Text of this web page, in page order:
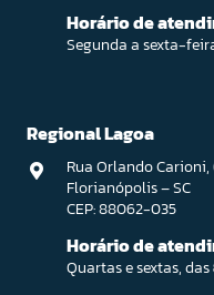
Horário de
Segunda a sexta-
Regional Lagoa
Rua Orlando
Florianópolis – SC
CEP: 88062-035
Horário de
Quartas e sextas, das